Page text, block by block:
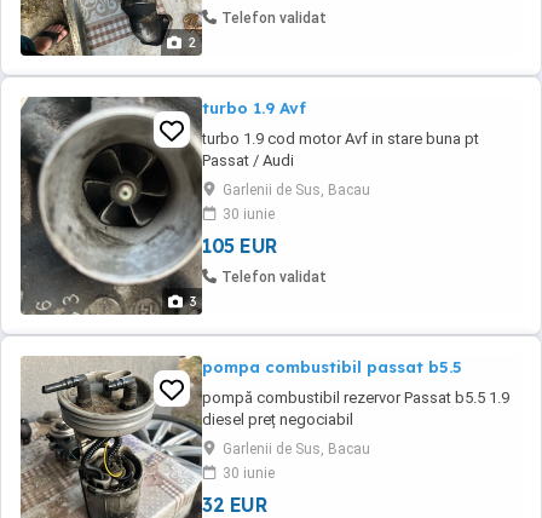
2
Telefon validat
3
turbo 1.9 Avf
turbo 1.9 cod motor Avf in stare buna pt
Passat / Audi
Garlenii de Sus, Bacau
30 iunie
105 EUR
Telefon validat
pompa combustibil passat b5.5
pompă combustibil rezervor Passat b5.5 1.9
diesel preț negociabil
Garlenii de Sus, Bacau
30 iunie
32 EUR